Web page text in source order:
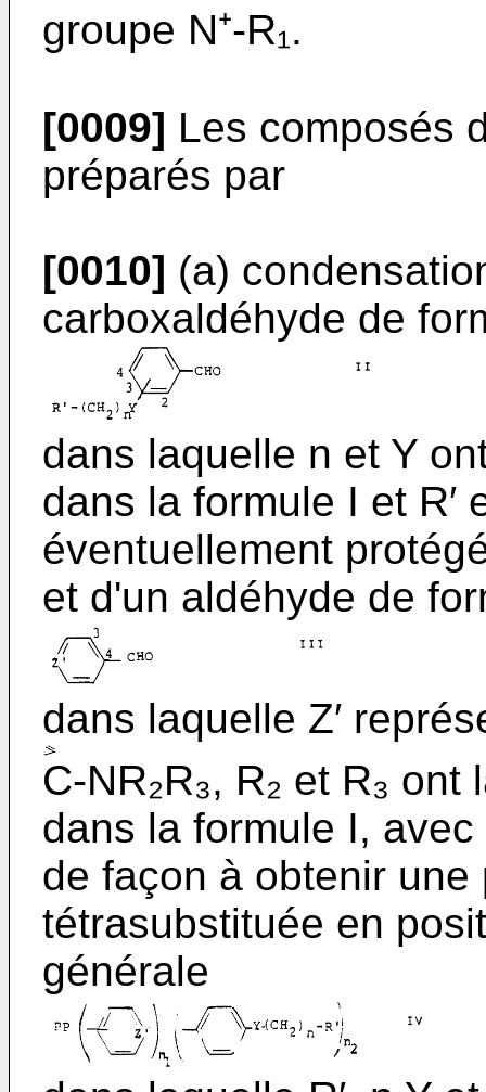
groupe N⁺-R₁.
[0009] Les composés
pré­parés par
[0010] (a)
carboxaldéhyde de
dans laquelle n et Y
dans la formule I et R′
éventuellement
et d'un aldéhyde de
dans laquelle Z′
C-NR₂R₃, R₂ et R₃
dans la formule I,
de façon à obtenir une
tétrasubstituée en
générale